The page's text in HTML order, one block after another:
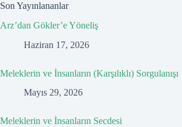
Son Yayınlananlar
Arz’dan Gökler’e Yöneliş
Haziran 17, 2026
Meleklerin ve İnsanların (Karşılıklı) Sorgulanışı
Mayıs 29, 2026
Meleklerin ve İnsanların Secdesi